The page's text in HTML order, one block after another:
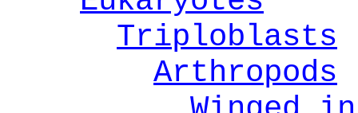
Triploblasts
Arthropods